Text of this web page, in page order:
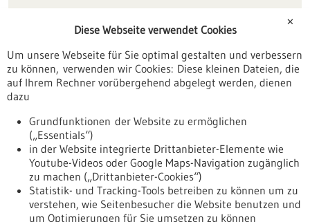
Veranstaltungen
Erscheinungsdatum
Nach oben
✕
Diese Webseite verwendet Cookies
Um unsere Webseite für Sie optimal gestalten und verbessern
zu können, verwenden wir Cookies: Diese kleinen Dateien, die
auf Ihrem Rechner vorübergehend abgelegt werden, dienen
dazu
Grundfunktionen der Website zu ermöglichen
(„Essentials“)
in der Website integrierte Drittanbieter-Elemente wie
Youtube-Videos oder Google Maps-Navigation zugänglich
zu machen („Drittanbieter-Cookies“)
Statistik- und Tracking-Tools betreiben zu können um zu
verstehen, wie Seitenbesucher die Website benutzen und
um Optimierungen für Sie umsetzen zu können